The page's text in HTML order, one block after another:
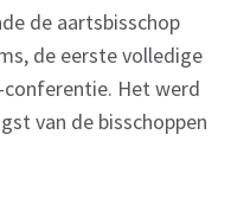
de aartsbisschop
de eerste volledige
Het werd
van de bisschoppen